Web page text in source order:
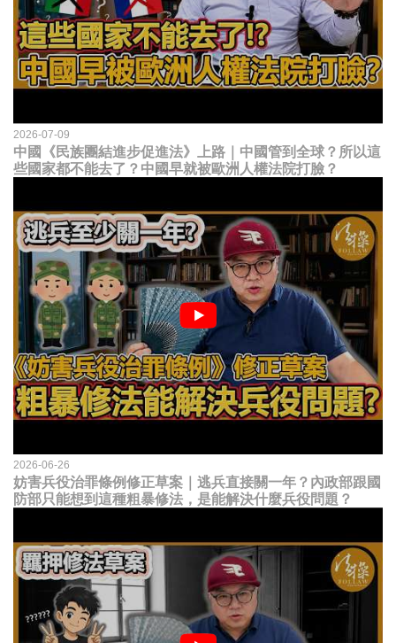
2026-07-09
中國《民族團結進步促進法》上路｜中國管到全球？所以這
些國家都不能去了？中國早就被歐洲人權法院打臉？
2026-06-26
妨害兵役治罪條例修正草案｜逃兵直接關一年？內政部跟國
防部只能想到這種粗暴修法，是能解決什麼兵役問題？